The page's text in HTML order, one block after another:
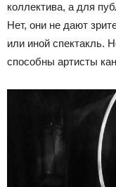
коллектива, а для
Нет, они не дают
или иной спектакль.
способны артисты